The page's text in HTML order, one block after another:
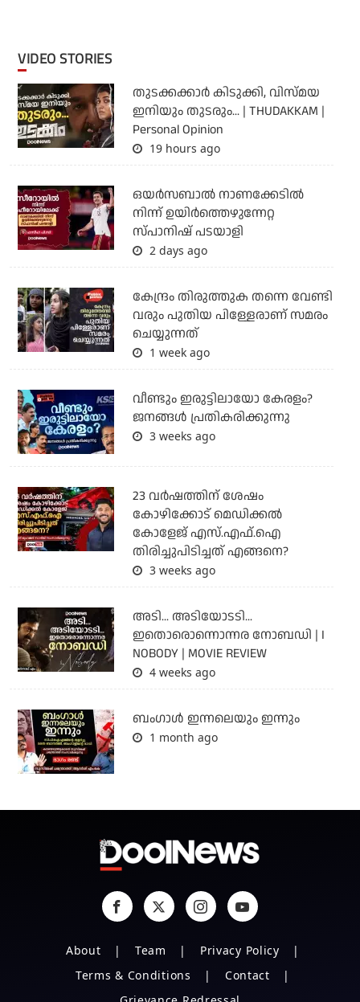
VIDEO STORIES
തുടക്കക്കാര്‍ കിടുക്കി, വിസ്മയ
ഇനിയും തുടരും... | THUDAKKAM |
Personal Opinion
19 hours ago
ഒയര്‍സബാൽ നാണക്കേടിൽ
നിന്ന് ഉയിർത്തെഴുന്നേറ്റ
സ്പാനിഷ് പടയാളി
2 days ago
കേന്ദ്രം തിരുത്തുക തന്നെ വേണ്ടി
വരും പുതിയ പിള്ളേരാണ് സമരം
ചെയ്യുന്നത്
1 week ago
വീണ്ടും ഇരുട്ടിലായോ കേരളം?
ജനങ്ങൾ പ്രതികരിക്കുന്നു
3 weeks ago
23 വർഷത്തിന് ശേഷം
കോഴിക്കോട് മെഡിക്കൽ
കോളേജ് എസ്.എഫ്.ഐ
തിരിച്ചുപിടിച്ചത് എങ്ങനെ?
3 weeks ago
അടി... അടിയോടടി...
ഇതൊരൊന്നൊന്നര നോബഡി | I
NOBODY | MOVIE REVIEW
4 weeks ago
ബംഗാള്‍ ഇന്നലെയും ഇന്നും
1 month ago
About Team
Privacy Policy
Terms & Conditions
Contact